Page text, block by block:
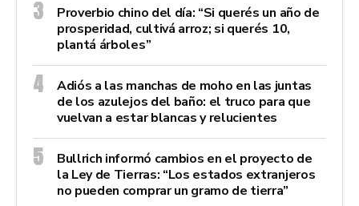
Proverbio chino del día: “Si querés un año de
prosperidad, cultivá arroz; si querés 10,
plantá árboles”
Adiós a las manchas de moho en las juntas
de los azulejos del baño: el truco para que
vuelvan a estar blancas y relucientes
Bullrich informó cambios en el proyecto de
la Ley de Tierras: “Los estados extranjeros
no pueden comprar un gramo de tierra”